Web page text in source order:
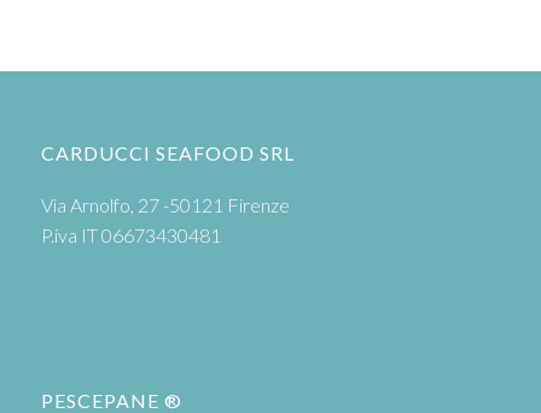
CARDUCCI SEAFOOD SRL
Via Arnolfo, 27 -50121 Firenze
P.iva IT 06673430481
PESCEPANE ®